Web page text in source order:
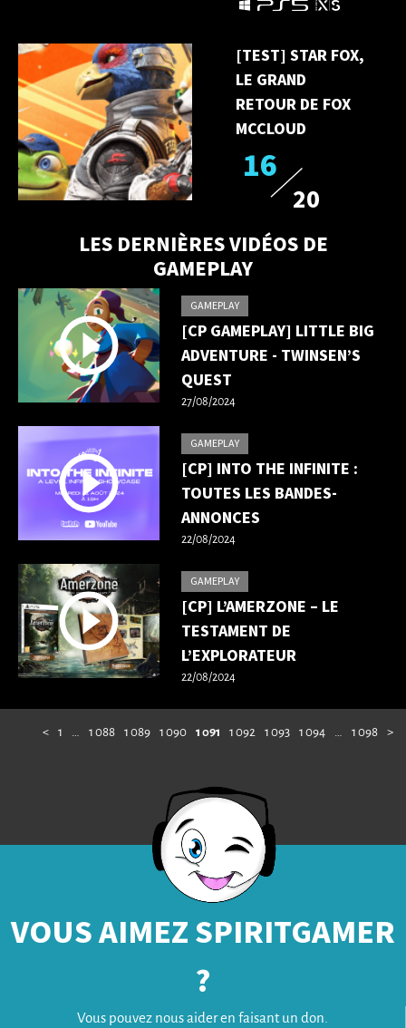
[TEST] STAR FOX,
LE GRAND
RETOUR DE FOX
MCCLOUD
16
20
LES DERNIÈRES VIDÉOS DE
GAMEPLAY
GAMEPLAY
[CP GAMEPLAY] LITTLE BIG
ADVENTURE - TWINSEN’S
QUEST
27/08/2024
GAMEPLAY
[CP] INTO THE INFINITE :
TOUTES LES BANDES-
ANNONCES
22/08/2024
GAMEPLAY
[CP] L’AMERZONE – LE
TESTAMENT DE
L’EXPLORATEUR
22/08/2024
< 1 … 1 088 1 089 1 090 1 091 1 092 1 093 1 094 … 1 098 >
VOUS AIMEZ SPIRITGAMER
?
Vous pouvez nous aider en faisant un don.